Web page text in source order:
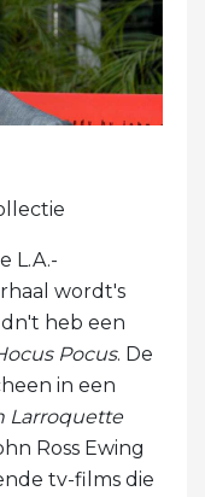
L.A.-
wordt's
heb een
Pocus. De
in een
Larroquette
Ross Ewing
tv-films die